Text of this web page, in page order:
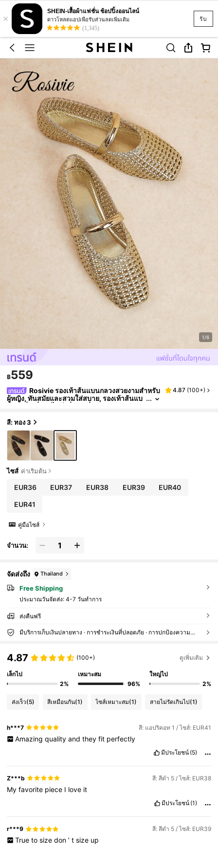
รับ
×
SHEIN-เสื้อผ้าแฟชั่น ช้อปปิ้งออนไลน์
ดาวโหลดแอปเพื่อรับส่วนลดเพิ่มเติม
(1,345)
1/6
฿559
Rosivie รองเท้าส้นแบนกลวงสวยงามสำหรับ
ผู้หญิง, ทันสมัยและสวมใส่สบาย, รองเท้าส้นแบ
4.87 (100+)
สี: ทอง 3
ไซส์ ค่าเริ่มต้น
EUR36 EUR37 EUR38 EUR39 EUR40
EUR41
คู่มือไซส์
จำนวน:
จัดส่งถึง Thailand
Free Shipping
ประมาณวันจัดส่ง: 4-7 วันทำการ
ส่งคืนฟรี
มีบริการเก็บเงินปลายทาง · การชำระเงินที่ปลอดภัย · การปกป้องความเป็นส่วนตัว
4.87 (100+) ดูเพิ่มเติม
เล็กไป
2%
เหมาะสม
96%
ใหญ่ไป
2%
ส่งเร็ว(5) สีเหมือนกัน(1) ไซส์เหมาะสม(1) สายไม่รัดเกินไป(1)
h***7 สี: แอปริคอท 1 / ไซส์: EUR41
Amazing quality and they fit perfectly
มีประโยชน์ (5)
Z***b สี: สีดำ 5 / ไซส์: EUR38
Myfavorite piece I love it
มีประโยชน์ (1)
r***9 สี: สีดำ 5 / ไซส์: EUR39
True to size don ’ t size up